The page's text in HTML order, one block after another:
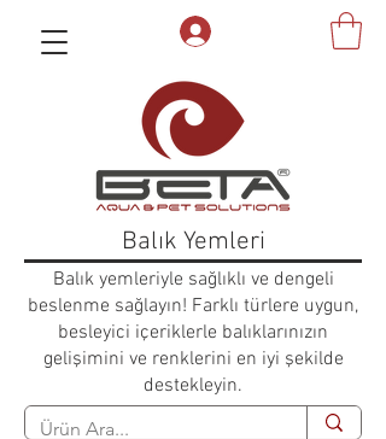
Balık Yemleri
Balık yemleriyle sağlıklı ve dengeli
beslenme sağlayın! Farklı türlere uygun,
besleyici içeriklerle balıklarınızın
gelişimini ve renklerini en iyi şekilde
destekleyin.